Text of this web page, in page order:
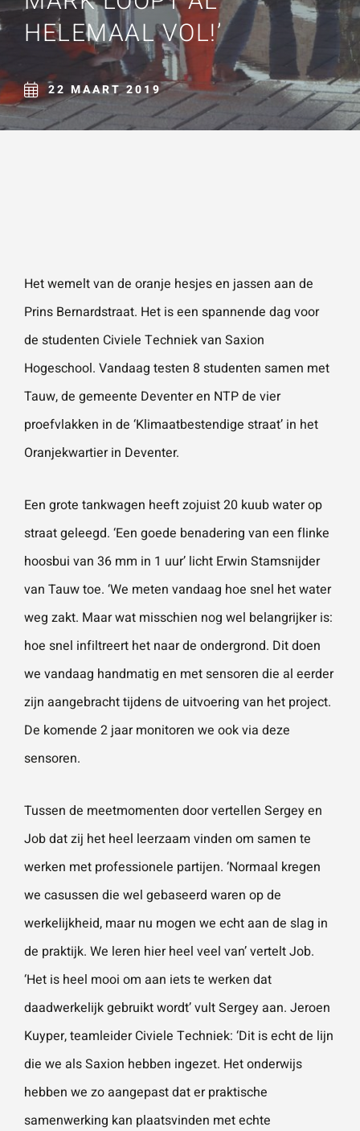
E-mailadres*
Wat is 5 + 5?*
ZOEKEN
Gebruik het
contactform
ulier voor je
vragen en
opmerkingen
met één van
onze
vestigingen.
Naam*
E-mailadres
VERSTU
UR JE
AANVRA
AG
HELEMAAL VOL!’
22 MAART 2019
Het wemelt van de oranje hesjes en jassen aan de
Prins Bernardstraat. Het is een spannende dag voor
de studenten Civiele Techniek van Saxion
Hogeschool. Vandaag testen 8 studenten samen met
Tauw, de gemeente Deventer en NTP de vier
proefvlakken in de ‘Klimaatbestendige straat’ in het
Oranjekwartier in Deventer.
Een grote tankwagen heeft zojuist 20 kuub water op
straat geleegd. ‘Een goede benadering van een flinke
hoosbui van 36 mm in 1 uur’ licht Erwin Stamsnijder
van Tauw toe. ‘We meten vandaag hoe snel het water
weg zakt. Maar wat misschien nog wel belangrijker is:
hoe snel infiltreert het naar de ondergrond. Dit doen
we vandaag handmatig en met sensoren die al eerder
zijn aangebracht tijdens de uitvoering van het project.
De komende 2 jaar monitoren we ook via deze
sensoren.
Tussen de meetmomenten door vertellen Sergey en
Job dat zij het heel leerzaam vinden om samen te
werken met professionele partijen. ‘Normaal kregen
we casussen die wel gebaseerd waren op de
werkelijkheid, maar nu mogen we echt aan de slag in
de praktijk. We leren hier heel veel van’ vertelt Job.
‘Het is heel mooi om aan iets te werken dat
daadwerkelijk gebruikt wordt’ vult Sergey aan. Jeroen
Kuyper, teamleider Civiele Techniek: ‘Dit is echt de lijn
die we als Saxion hebben ingezet. Het onderwijs
hebben we zo aangepast dat er praktische
samenwerking kan plaatsvinden met echte